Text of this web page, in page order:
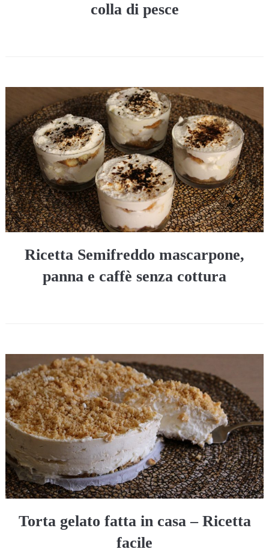
colla di pesce
Ricetta Semifreddo mascarpone,
panna e caffè senza cottura
Torta gelato fatta in casa – Ricetta
facile